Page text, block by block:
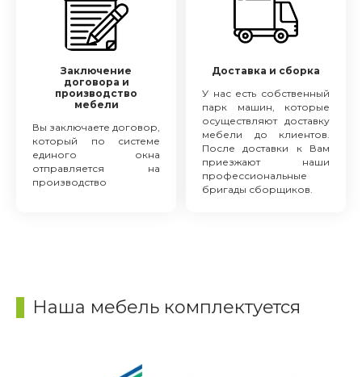
Заключение
договора и
производство
мебели
Вы заключаете договор,
который по системе
единого окна
отправляется на
производство
Доставка и сборка
У нас есть собственный
парк машин, которые
осуществляют доставку
мебели до клиентов.
После доставки к Вам
приезжают наши
профессиональные
бригады сборщиков.
Наша мебель комплектуется